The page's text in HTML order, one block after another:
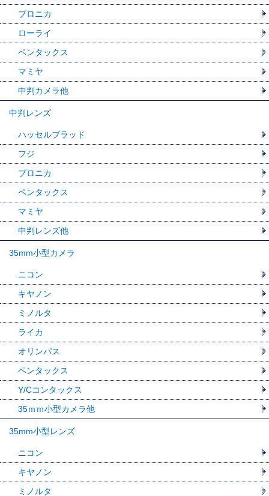
ブロニカ
ローライ
ペンタックス
マミヤ
中判カメラ他
中判レンズ
ハッセルブラッド
フジ
ブロニカ
ペンタックス
マミヤ
中判レンズ他
35mm小型カメラ
ニコン
キヤノン
ミノルタ
ライカ
オリンパス
ペンタックス
Y/Cコンタックス
35ｍｍ小型カメラ他
35mm小型レンズ
ニコン
キヤノン
ミノルタ